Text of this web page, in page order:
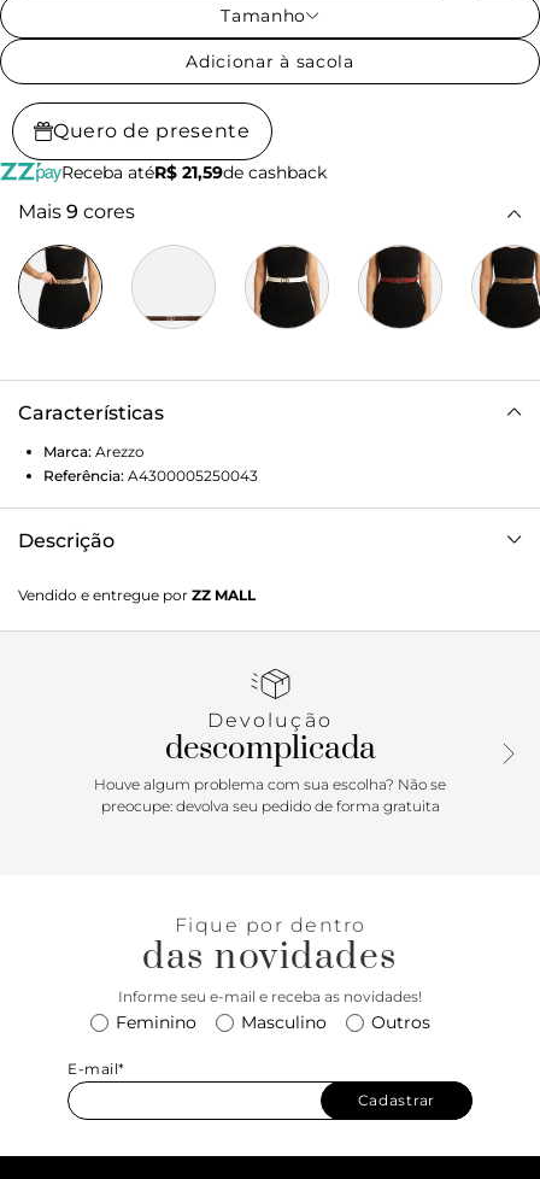
Tamanho
Adicionar à sacola
Quero de presente
Receba atéR$ 21,59de cashback
Mais 9 cores
Características
Marca: Arezzo
Referência: A4300005250043
Descrição
média. O acessório tem fivela metálica com formato
geométrico e vazado. Parte interna em material com
carrapeta e tem passador em tira de couro.
Vendido e entregue por ZZ MALL
Devolução
descomplicada
Houve algum problema com sua escolha? Não se
preocupe: devolva seu pedido de forma gratuita
Fique por dentro
das novidades
Informe seu e-mail e receba as novidades!
Feminino Masculino Outros
E-mail*
Cadastrar